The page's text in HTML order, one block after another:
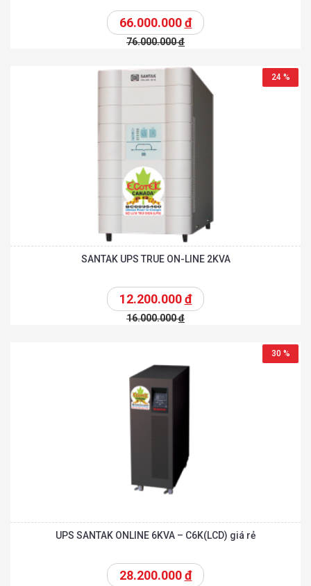
66.000.000đ
76.000.000đ
24 %
SANTAK UPS TRUE ON-LINE 2KVA
12.200.000đ
16.000.000đ
30 %
UPS SANTAK ONLINE 6KVA – C6K(LCD) giá rẻ
28.200.000đ